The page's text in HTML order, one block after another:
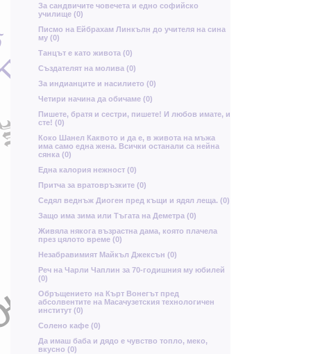
Ц
З
Г д
в
Б
А
х
М
ю
кФ
к
У
щ
За сандвичите човечета и едно софийско
училище (0)
Писмо на Ейбрахам Линкълн до учителя на сина
му (0)
Танцът е като живота (0)
Създателят на молива (0)
За индианците и насилието (0)
Четири начина да обичаме (0)
Пишете, братя и сестри, пишете! И любов имате, и
сте! (0)
Коко Шанел Каквото и да е, в живота на мъжа
има само една жена. Всички останали са нейна
сянка (0)
Една калория нежност (0)
Притча за вратовръзките (0)
Седял веднъж Диоген пред къщи и ядял леща. (0)
Защо има зима или Тъгата на Деметра (0)
Живяла някога възрастна дама, която плачела
през цялото време (0)
Незабравимият Майкъл Джексън (0)
Реч на Чарли Чаплин за 70-годишния му юбилей
(0)
Oбръщението на Кърт Вонегът пред
абсолвентите на Масачузетския технологичен
институт (0)
Солено кафе (0)
Да имаш баба и дядо е чувство топло, меко,
вкусно (0)